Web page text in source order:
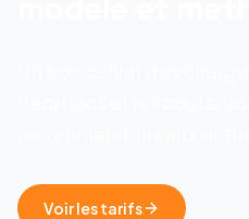
Voir les tarifs